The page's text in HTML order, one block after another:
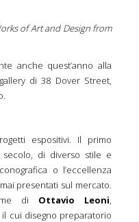
of Art and Design from
anche quest’anno alla
di 38 Dover Street,
espositivi. Il primo
secolo, di diverso stile e
o l’eccellenza
presentati sul mercato.
di Ottavio Leoni,
il cui disegno preparatorio